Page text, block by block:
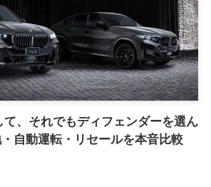
、それでもディフェンダーを選ん
自動運転・リセールを本音比較